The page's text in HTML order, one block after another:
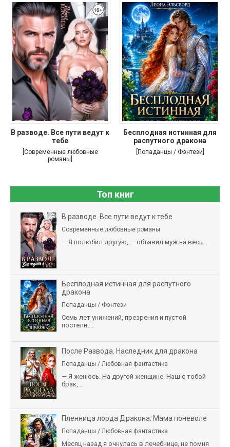
В разводе. Все пути ведут к
тебе
[Современные любовные
романы]
Бесплодная истинная для
распутного дракона
[Попаданцы / Фэнтези]
Топ книг
В разводе. Все пути ведут к тебе
Современные любовные романы
— Я полюбил другую, — объявил муж на весь...
Бесплодная истинная для распутного
дракона
Попаданцы / Фэнтези
Семь лет унижений, презрения и пустой
постели....
После Развода. Наследник для дракона
Попаданцы / Любовная фантастика
— Я женюсь. На другой женщине. Наш с тобой
брак,...
Пленница лорда Дракона. Мама поневоле
Попаданцы / Любовная фантастика
Месяц назад я очнулась в лечебнице, не помня